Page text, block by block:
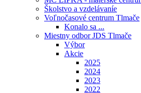
Školstvo a vzdelávaníe
Voľnočasové centrum Tlmače
Konalo sa ...
Miestny odbor JDS Tlmače
Výbor
Akcie
2025
2024
2023
2022